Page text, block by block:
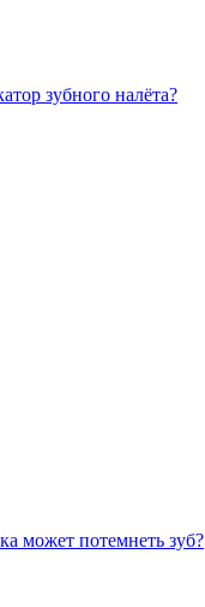
зубного налёта?
может потемнеть зуб?